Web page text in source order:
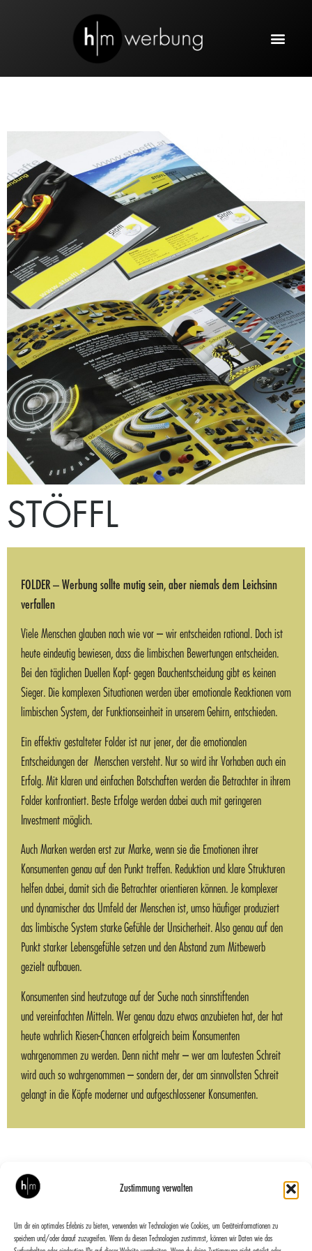
Zustimmung verwalten
Um dir ein optimales Erlebnis zu bieten, verwenden wir Technologien wie Cookies, um Geräteinformationen zu
speichern und/oder darauf zuzugreifen. Wenn du diesen Technologien zustimmst, können wir Daten wie das
STÖFFL
FOLDER – Werbung sollte mutig sein, aber niemals dem Leichsinn
verfallen
Viele Menschen glauben nach wie vor – wir entscheiden rational. Doch ist
heute eindeutig bewiesen, dass die limbischen Bewertungen entscheiden.
Bei den täglichen Duellen Kopf- gegen Bauchentscheidung gibt es keinen
Sieger. Die komplexen Situationen werden über emotionale Reaktionen vom
limbischen System, der Funktionseinheit in unserem Gehirn, entschieden.
Ein effektiv gestalteter Folder ist nur jener, der die emotionalen
Entscheidungen der Menschen versteht. Nur so wird ihr Vorhaben auch ein
Erfolg. Mit klaren und einfachen Botschaften werden die Betrachter in ihrem
Folder konfrontiert. Beste Erfolge werden dabei auch mit geringeren
Investment möglich.
Auch Marken werden erst zur Marke, wenn sie die Emotionen ihrer
Konsumenten genau auf den Punkt treffen. Reduktion und klare Strukturen
helfen dabei, damit sich die Betrachter orientieren können. Je komplexer
und dynamischer das Umfeld der Menschen ist, umso häufiger produziert
das limbische System starke Gefühle der Unsicherheit. Also genau auf den
Punkt starker Lebensgefühle setzen und den Abstand zum Mitbewerb
gezielt aufbauen.
Konsumenten sind heutzutage auf der Suche nach sinnstiftenden
und vereinfachten Mitteln. Wer genau dazu etwas anzubieten hat, der hat
heute wahrlich Riesen-Chancen erfolgreich beim Konsumenten
wahrgenommen zu werden. Denn nicht mehr – wer am lautesten Schreit
wird auch so wahrgenommen – sondern der, der am sinnvollsten Schreit
gelangt in die Köpfe moderner und aufgeschlossener Konsumenten.